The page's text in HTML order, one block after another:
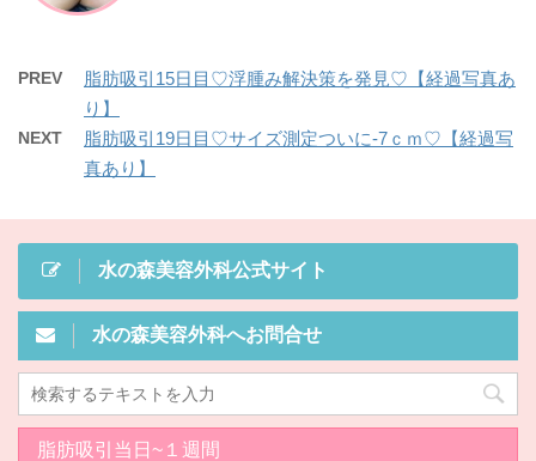
PREV
脂肪吸引15日目♡浮腫み解決策を発見♡【経過写真あ
り】
NEXT
脂肪吸引19日目♡サイズ測定ついに-7ｃｍ♡【経過写
真あり】
水の森美容外科公式サイト
水の森美容外科へお問合せ
脂肪吸引当日~１週間